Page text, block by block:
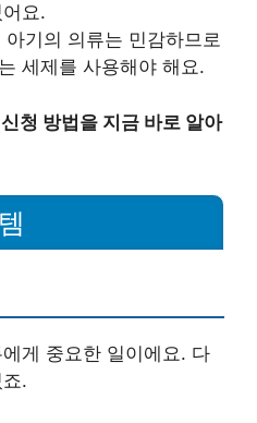
요.
아기의 의류는 민감하므로
세제를 사용해야 해요.
청 방법을 지금 바로 알아
게 중요한 일이에요. 다
.